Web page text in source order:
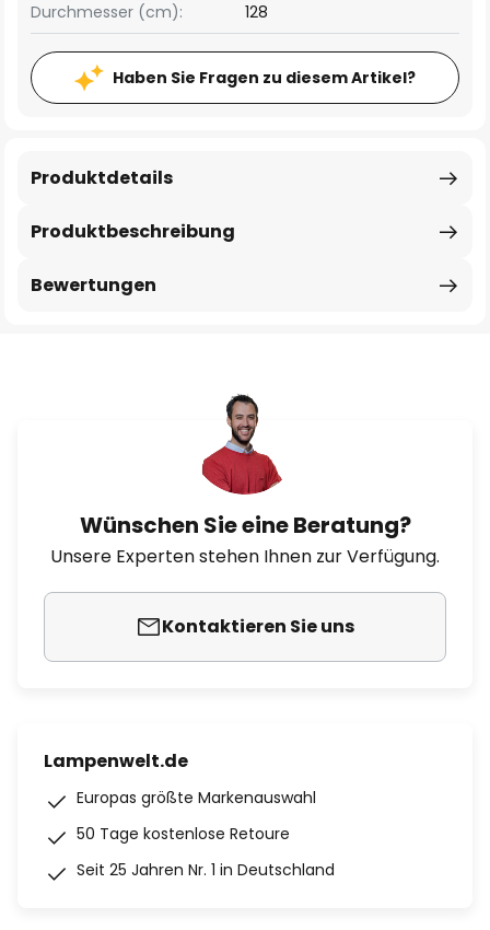
Durchmesser (cm):
128
Haben Sie Fragen zu diesem Artikel?
Produktbeschreibung
Produktdetails
Bewertungen
Wünschen Sie eine Beratung?
Unsere Experten stehen Ihnen zur Verfügung.
Kontaktieren Sie uns
Lampenwelt.de
Europas größte Markenauswahl
50 Tage kostenlose Retoure
Seit 25 Jahren Nr. 1 in Deutschland